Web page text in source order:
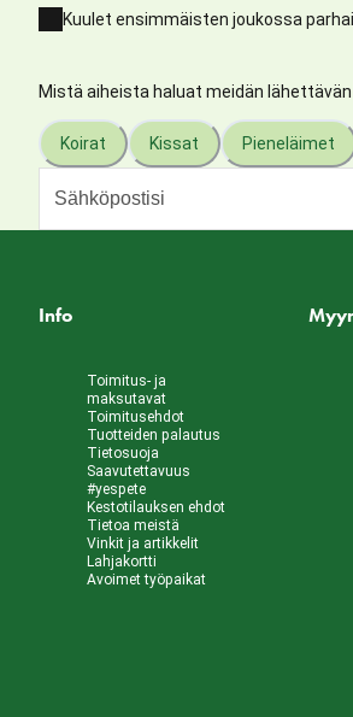
Kuulet ensimmäisten joukossa
Mistä aiheista haluat meidän
Koirat Kissat Pieneläimet
Info
Toimitus- ja
maksutavat
Toimitusehdot
Tuotteiden palautus
Tietosuoja
Saavutettavuus
#yespete
Kestotilauksen ehdot
Tietoa meistä
Vinkit ja artikkelit
Lahjakortti
Avoimet työpaikat